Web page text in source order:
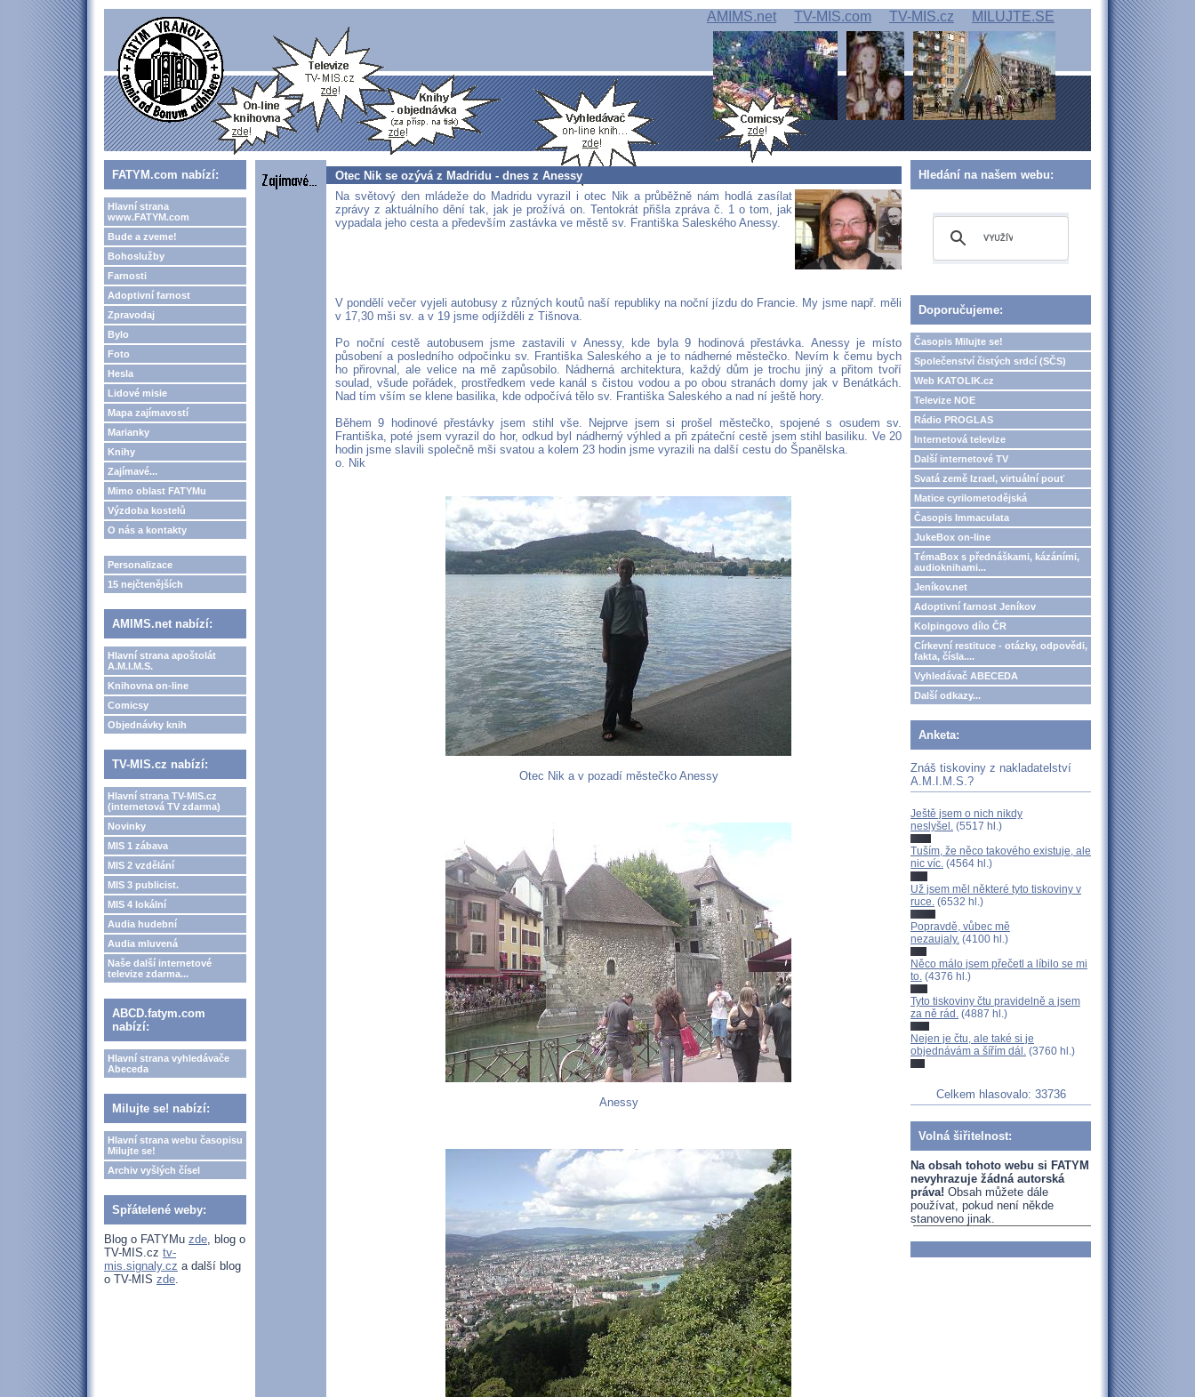
AMIMS.net TV-MIS.com TV-MIS.cz MILUJTE.SE
FATYM.com nabízí:
Hlavní strana
www.FATYM.com
Bude a zveme!
Bohoslužby
Farnosti
Adoptivní farnost
Zpravodaj
Bylo
Foto
Hesla
Lidové misie
Mapa zajímavostí
Marianky
Knihy
Zajímavé...
Mimo oblast FATYMu
Výzdoba kostelů
O nás a kontakty
Personalizace
15 nejčtenějších
AMIMS.net nabízí:
Hlavní strana apoštolát
A.M.I.M.S.
Knihovna on-line
Comicsy
Objednávky knih
TV-MIS.cz nabízí:
Hlavní strana TV-MIS.cz
(internetová TV zdarma)
Novinky
MIS 1 zábava
MIS 2 vzdělání
MIS 3 publicist.
MIS 4 lokální
Audia hudební
Audia mluvená
Naše další internetové
televize zdarma...
ABCD.fatym.com
nabízí:
Hlavní strana vyhledávače
Abeceda
Milujte se! nabízí:
Hlavní strana webu časopisu
Milujte se!
Archiv vyšlých čísel
Spřátelené weby:
Blog o FATYMu zde, blog o
TV-MIS.cz tv-
mis.signaly.cz a další blog
o TV-MIS zde.
Otec Nik se ozývá z Madridu - dnes z Anessy
Na světový den mládeže do Madridu vyrazil i otec Nik a průběžně nám hodlá zasílat
zprávy z aktuálního dění tak, jak je prožívá on. Tentokrát přišla zpráva č. 1 o tom, jak
vypadala jeho cesta a především zastávka ve městě sv. Františka Saleského Anessy.
V pondělí večer vyjeli autobusy z různých koutů naší republiky na noční jízdu do Francie. My jsme např. měli
v 17,30 mši sv. a v 19 jsme odjížděli z Tišnova.
Po noční cestě autobusem jsme zastavili v Anessy, kde byla 9 hodinová přestávka. Anessy je místo
působení a posledního odpočinku sv. Františka Saleského a je to nádherné městečko. Nevím k čemu bych
ho přirovnal, ale velice na mě zapůsobilo. Nádherná architektura, každý dům je trochu jiný a přitom tvoří
soulad, všude pořádek, prostředkem vede kanál s čistou vodou a po obou stranách domy jak v Benátkách.
Nad tím vším se klene basilika, kde odpočívá tělo sv. Františka Saleského a nad ní ještě hory.
Během 9 hodinové přestávky jsem stihl vše. Nejprve jsem si prošel městečko, spojené s osudem sv.
Františka, poté jsem vyrazil do hor, odkud byl nádherný výhled a při zpáteční cestě jsem stihl basiliku. Ve 20
hodin jsme slavili společně mši svatou a kolem 23 hodin jsme vyrazili na další cestu do Španělska.
o. Nik
Otec Nik a v pozadí městečko Anessy
Anessy
Hledání na našem webu:
Doporučujeme:
Časopis Milujte se!
Společenství čistých srdcí (SČS)
Web KATOLIK.cz
Televize NOE
Rádio PROGLAS
Internetová televize
Další internetové TV
Svatá země Izrael, virtuální pouť
Matice cyrilometodějská
Časopis Immaculata
JukeBox on-line
TémaBox s přednáškami, kázáními,
audioknihami...
Jeníkov.net
Adoptivní farnost Jeníkov
Kolpingovo dílo ČR
Církevní restituce - otázky, odpovědi,
fakta, čísla....
Vyhledávač ABECEDA
Další odkazy...
Anketa:
Znáš tiskoviny z nakladatelství
A.M.I.M.S.?
Ještě jsem o nich nikdy
neslyšel. (5517 hl.)
Tuším, že něco takového existuje, ale
nic víc. (4564 hl.)
Už jsem měl některé tyto tiskoviny v
ruce. (6532 hl.)
Popravdě, vůbec mě
nezaujaly. (4100 hl.)
Něco málo jsem přečetl a líbilo se mi
to. (4376 hl.)
Tyto tiskoviny čtu pravidelně a jsem
za ně rád. (4887 hl.)
Nejen je čtu, ale také si je
objednávám a šířím dál. (3760 hl.)
Celkem hlasovalo: 33736
Volná šiřitelnost:
Na obsah tohoto webu si FATYM
nevyhrazuje žádná autorská
práva! Obsah můžete dále
používat, pokud není někde
stanoveno jinak.